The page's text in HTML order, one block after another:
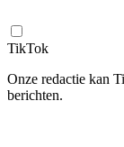
TikTok
Onze redactie kan
berichten.